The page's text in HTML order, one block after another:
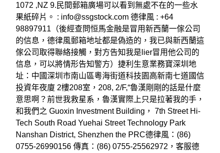
1072 ,NZ 9.民間郵箱廣場可以看到無處不在的一些水
果紙碎片。 : info@ssgstock.com 德律風 : +64
98897911（後經查問恒馬金融是冒用新西蘭一傢公司
的信息，德律風郵箱地址都是偽造的，我已與新西蘭這
傢公司取得聯絡接觸，對方告知我是lier冒用他公司的
信息，可以將情形告知警方）捷利生意業務寶深圳地
址：中國深圳市南山區粵海街道科技園高新南七道國信
投資年夜廈 2樓208室，208, 2/F,“魯漢剛剛的話是什麼
意思啊？前世我救星系，魯漢實際上只是拉著我的手，
和我們之 Guoxin Investment Building， 7th Street Hi-
Tech South Road Yuehai Street Technology Park
Nanshan District, Shenzhen the PRC德律風：(86)
0755-26990156 傳真：(86) 0755-25562972，客服德